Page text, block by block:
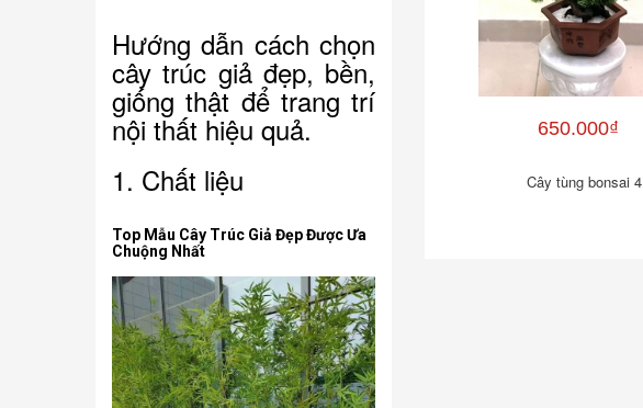
150.000₫
Chậu hồng môn giả
650.000₫
Cây tùng bonsai 4
Hướng dẫn cách chọn
cây trúc giả đẹp, bền,
giống thật để trang trí
nội thất hiệu quả.
1. Chất liệu
Top Mẫu Cây Trúc Giả Đẹp Được Ưa
Chuộng Nhất